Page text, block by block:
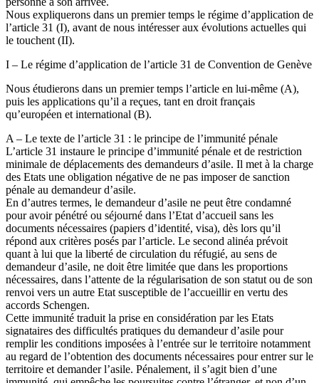
Nous expliquerons dans un premier temps le régime d’application de
l’article 31 (I), avant de nous intéresser aux évolutions actuelles qui
le touchent (II).
I – Le régime d’application de l’article 31 de Convention de Genève
Nous étudierons dans un premier temps l’article en lui-même (A),
puis les applications qu’il a reçues, tant en droit français
qu’européen et international (B).
A – Le texte de l’article 31 : le principe de l’immunité pénale
L’article 31 instaure le principe d’immunité pénale et de restriction
minimale de déplacements des demandeurs d’asile. Il met à la charge
des Etats une obligation négative de ne pas imposer de sanction
pénale au demandeur d’asile.
En d’autres termes, le demandeur d’asile ne peut être condamné
pour avoir pénétré ou séjourné dans l’Etat d’accueil sans les
documents nécessaires (papiers d’identité, visa), dès lors qu’il
répond aux critères posés par l’article. Le second alinéa prévoit
quant à lui que la liberté de circulation du réfugié, au sens de
demandeur d’asile, ne doit être limitée que dans les proportions
nécessaires, dans l’attente de la régularisation de son statut ou de son
renvoi vers un autre Etat susceptible de l’accueillir en vertu des
accords Schengen.
Cette immunité traduit la prise en considération par les Etats
signataires des difficultés pratiques du demandeur d’asile pour
remplir les conditions imposées à l’entrée sur le territoire notamment
au regard de l’obtention des documents nécessaires pour entrer sur le
territoire et demander l’asile. Pénalement, il s’agit bien d’une